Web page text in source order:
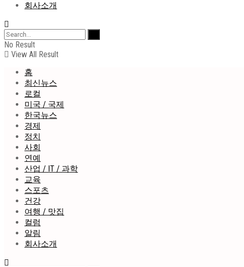
회사소개
No Result
View All Result
홈
최신뉴스
로컬
미국 / 국제
한국뉴스
경제
정치
사회
연예
산업 / IT / 과학
교육
스포츠
건강
여행 / 맛집
컬럼
알림
회사소개